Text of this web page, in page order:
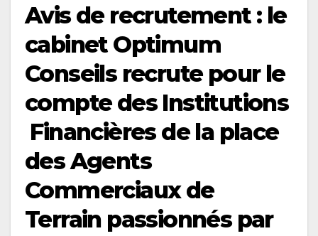
Avis de recrutement : le
cabinet Optimum
Conseils recrute pour le
compte des Institutions
Financières de la place
des Agents
Commerciaux de
Terrain passionnés par